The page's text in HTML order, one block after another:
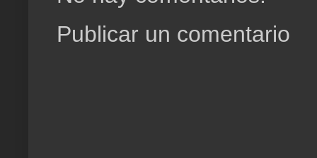
Publicar un comentario